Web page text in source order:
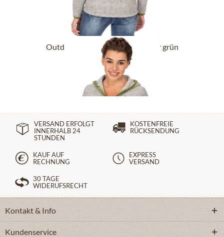
Outdoorjacke SCHEIDEGG silber grün
109,90 €
VERSAND ERFOLGT
INNERHALB 24
STUNDEN
KOSTENFREIE
RÜCKSENDUNG
KAUF AUF
RECHNUNG
EXPRESS
VERSAND
30 TAGE
WIDERUFSRECHT
Kontakt & Info
Kundenservice